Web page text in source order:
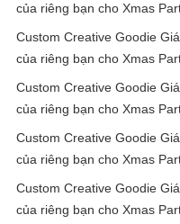
của riêng bạn cho Xmas
Custom Creative Goodie
của riêng bạn cho Xmas
Custom Creative Goodie
của riêng bạn cho Xmas
Custom Creative Goodie
của riêng bạn cho Xmas
Custom Creative Goodie
của riêng bạn cho Xmas